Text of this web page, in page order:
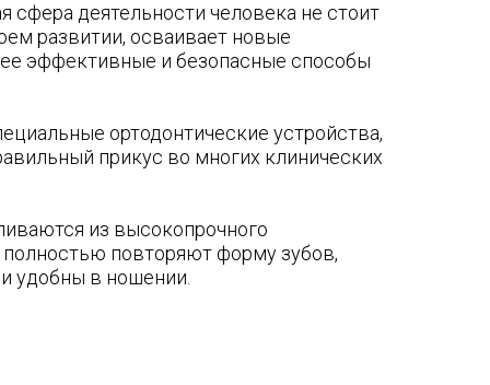
сфера деятельности человека не стоит
развитии, осваивает новые
эффективные и безопасные способы
ортодонтические устройства,
прикус во многих клинических
из высокопрочного
повторяют форму зубов,
удобны в ношении.